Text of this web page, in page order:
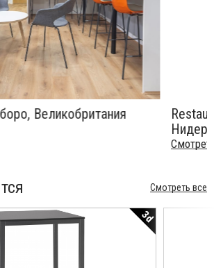
Великобритания
Смотреть все
3d